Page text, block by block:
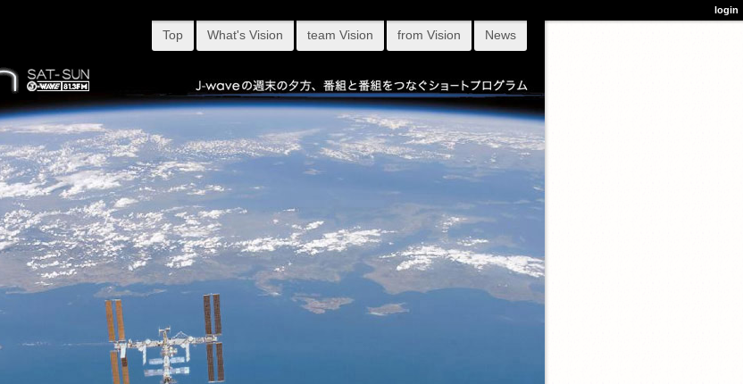
Top What's Vision team Vision from Vision News
login